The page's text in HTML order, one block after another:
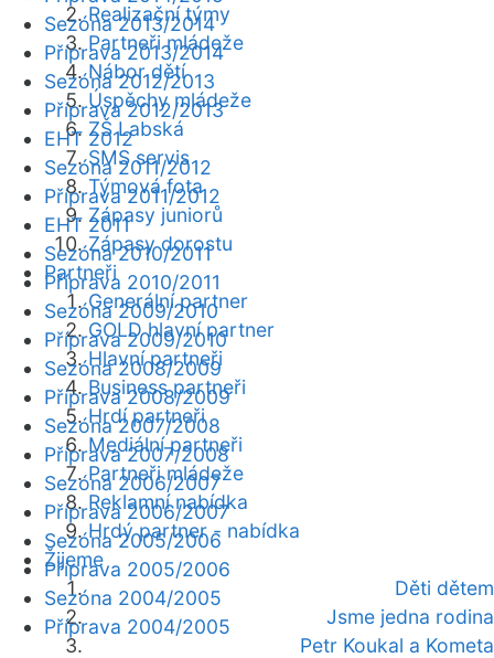
Realizační týmy
Partneři mládeže
Nábor dětí
Úspěchy mládeže
ZŠ Labská
SMS servis
Týmová fota
Zápasy juniorů
Zápasy dorostu
Partneři
Generální partner
GOLD hlavní partner
Hlavní partneři
Business partneři
Hrdí partneři
Mediální partneři
Partneři mládeže
Reklamní nabídka
Hrdý partner - nabídka
Žijeme
Děti dětem
Jsme jedna rodina
Petr Koukal a Kometa
Sezóna 2013/2014
Příprava 2013/2014
Sezóna 2012/2013
Příprava 2012/2013
EHT 2012
Sezóna 2011/2012
Příprava 2011/2012
EHT 2011
Sezóna 2010/2011
Příprava 2010/2011
Sezóna 2009/2010
Příprava 2009/2010
Sezóna 2008/2009
Příprava 2008/2009
Sezóna 2007/2008
Příprava 2007/2008
Sezóna 2006/2007
Příprava 2006/2007
Sezóna 2005/2006
Příprava 2005/2006
Sezóna 2004/2005
Příprava 2004/2005